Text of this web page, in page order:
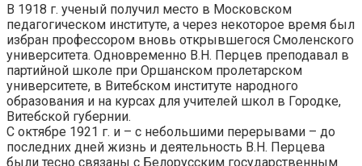
В 1918 г. ученый получил место в Московском
педагогическом институте, а через некоторое время был
избран профессором вновь открывшегося Смоленского
университета. Одновременно В.Н. Перцев преподавал в
партийной школе при Оршанском пролетарском
университете, в Витебском институте народного
образования и на курсах для учителей школ в Городке,
Витебской губернии.
С октябре 1921 г. и – с небольшими перерывами – до
последних дней жизнь и деятельность В.Н. Перцева
были тесно связаны с Белорусским государственным